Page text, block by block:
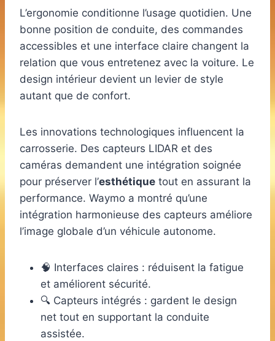
L’ergonomie conditionne l’usage quotidien. Une
bonne position de conduite, des commandes
accessibles et une interface claire changent la
relation que vous entretenez avec la voiture. Le
design intérieur devient un levier de style
autant que de confort.
Les innovations technologiques influencent la
carrosserie. Des capteurs LIDAR et des
caméras demandent une intégration soignée
pour préserver l’esthétique tout en assurant la
performance. Waymo a montré qu’une
intégration harmonieuse des capteurs améliore
l’image globale d’un véhicule autonome.
🧠 Interfaces claires : réduisent la fatigue
et améliorent sécurité.
🔍 Capteurs intégrés : gardent le design
net tout en supportant la conduite
assistée.